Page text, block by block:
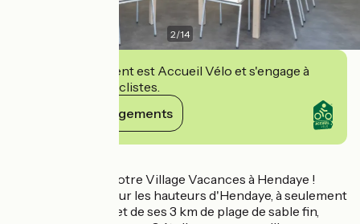
2/14
Cet établissement est Accueil Vélo et s'engage à
accueillir des cyclistes.
Voir ses engagements
Bienvenue dans notre Village Vacances à Hendaye !
Idéalement situé sur les hauteurs d'Hendaye, à seulement
400 m de l'océan et de ses 3 km de plage de sable fin,